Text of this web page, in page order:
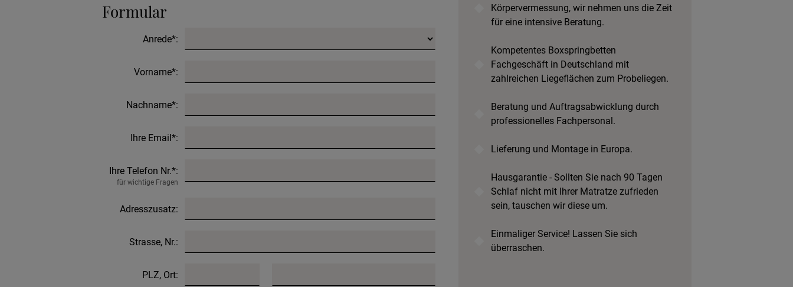
Formular
Anrede*:
Vorname*:
Nachname*:
Ihre Email*:
Ihre Telefon Nr.*:
für wichtige Fragen
Adresszusatz:
Strasse, Nr.:
PLZ, Ort:
Körpervermessung, wir nehmen uns die Zeit
für eine intensive Beratung.
Kompetentes Boxspringbetten
Fachgeschäft in Deutschland mit
zahlreichen Liegeflächen zum Probeliegen.
Beratung und Auftragsabwicklung durch
professionelles Fachpersonal.
Lieferung und Montage in Europa.
Hausgarantie - Sollten Sie nach 90 Tagen
Schlaf nicht mit Ihrer Matratze zufrieden
sein, tauschen wir diese um.
Einmaliger Service! Lassen Sie sich
überraschen.